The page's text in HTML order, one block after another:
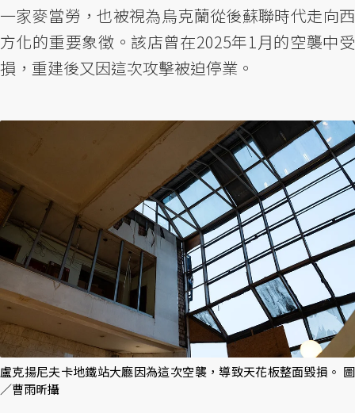
一家麥當勞，也被視為烏克蘭從後蘇聯時代走向西
方化的重要象徵。該店曾在2025年1月的空襲中受
損，重建後又因這次攻擊被迫停業。
盧克揚尼夫卡地鐵站大廳因為這次空襲，導致天花板整面毀損。 圖
／曹雨昕攝